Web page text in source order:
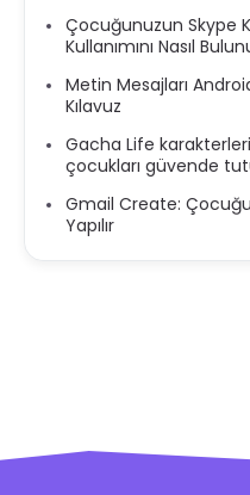
Çocuğunuzun Skype
Kullanımını Nasıl
Metin Mesajları
Kılavuz
Gacha Life
çocukları güvende
Gmail Create:
Yapılır